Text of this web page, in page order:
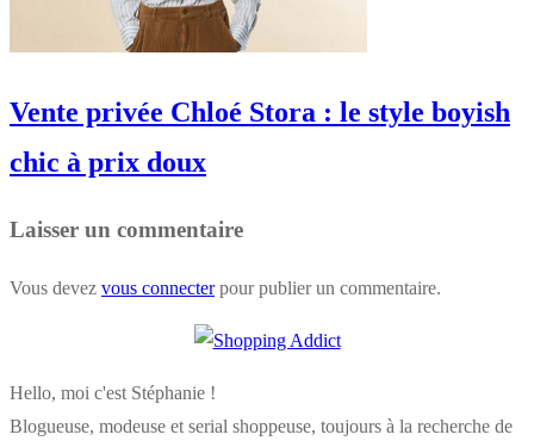
Vente privée Chloé Stora : le style boyish
chic à prix doux
Laisser un commentaire
Vous devez vous connecterpour publier un commentaire.
Hello, moi c'est Stéphanie !
Blogueuse, modeuse et serial shoppeuse, toujours à la recherche de